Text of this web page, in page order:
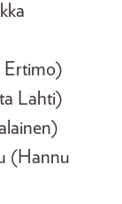
Ertimo)
Lahti)
(Hannu